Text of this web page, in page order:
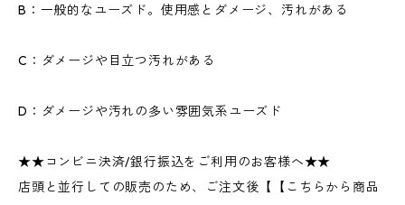
B：一般的なユーズド。使用感とダメージ、汚れがある
C：ダメージや目立つ汚れがある
D：ダメージや汚れの多い雰囲気系ユーズド
★★コンビニ決済/銀行振込をご利用のお客様へ★★
店頭と並行しての販売のため、ご注文後【【こちらから商品